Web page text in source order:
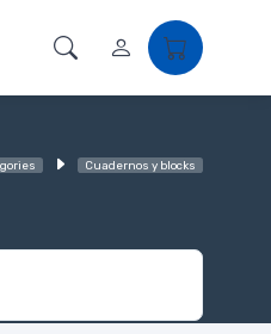
Cuadernos y blocks